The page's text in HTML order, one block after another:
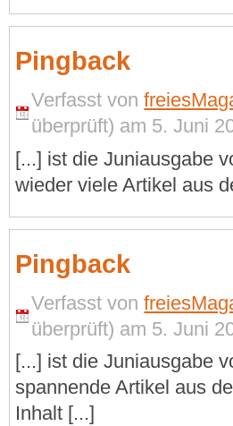
Pingback
Verfasst von
überprüft) am 5. Juni
[...] ist die Juniausgabe
wieder viele Artikel aus
Pingback
Verfasst von
überprüft) am 5. Juni
[...] ist die Juniausgabe
spannende Artikel aus
Inhalt [...]